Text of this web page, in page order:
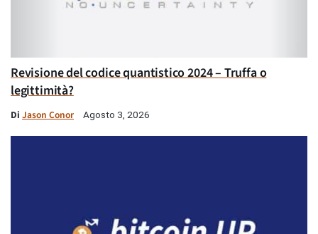
Revisione del codice quantistico 2024 – Truffa o
legittimità?
Di Jason Conor Agosto 3, 2026